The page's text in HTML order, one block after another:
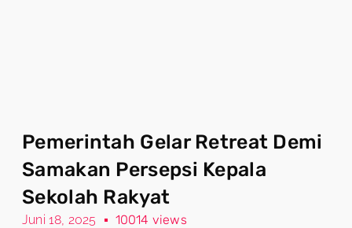
Pemerintah Gelar Retreat Demi
Samakan Persepsi Kepala
Sekolah Rakyat
Juni 18, 2025 10014 views